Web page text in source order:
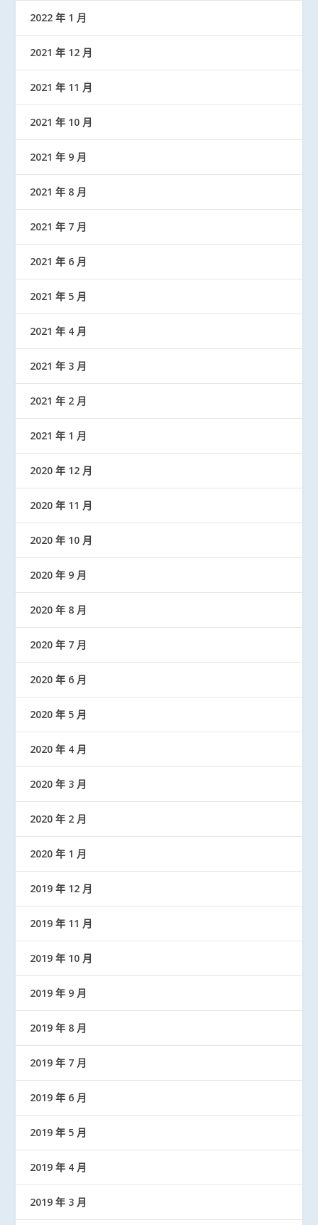
2022 年 1 月
2021 年 12 月
2021 年 11 月
2021 年 10 月
2021 年 9 月
2021 年 8 月
2021 年 7 月
2021 年 6 月
2021 年 5 月
2021 年 4 月
2021 年 3 月
2021 年 2 月
2021 年 1 月
2020 年 12 月
2020 年 11 月
2020 年 10 月
2020 年 9 月
2020 年 8 月
2020 年 7 月
2020 年 6 月
2020 年 5 月
2020 年 4 月
2020 年 3 月
2020 年 2 月
2020 年 1 月
2019 年 12 月
2019 年 11 月
2019 年 10 月
2019 年 9 月
2019 年 8 月
2019 年 7 月
2019 年 6 月
2019 年 5 月
2019 年 4 月
2019 年 3 月